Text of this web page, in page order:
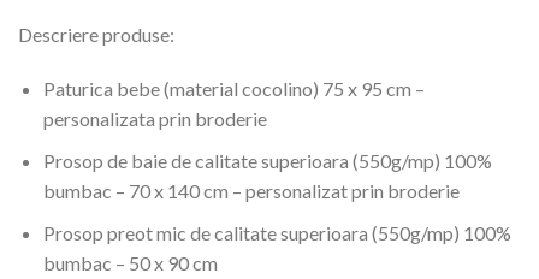
Descriere produse:
Paturica bebe (material cocolino) 75 x 95 cm –
personalizata prin broderie
Prosop de baie de calitate superioara (550g/mp) 100%
bumbac – 70 x 140 cm – personalizat prin broderie
Prosop preot mic de calitate superioara (550g/mp) 100%
bumbac – 50 x 90 cm